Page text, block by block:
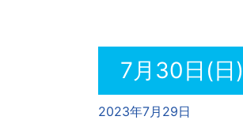
7月30日(日)
2023年7月29日